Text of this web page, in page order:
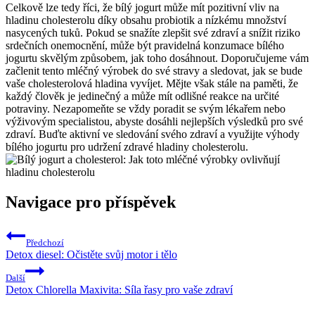
Celkově lze tedy říci, že bílý jogurt může mít pozitivní vliv na
hladinu cholesterolu díky obsahu probiotik a nízkému množství
nasycených tuků. Pokud se snažíte zlepšit své zdraví a snížit riziko
srdečních onemocnění, může být pravidelná konzumace bílého
jogurtu skvělým způsobem, jak toho dosáhnout. Doporučujeme vám
začlenit tento mléčný výrobek do své stravy a sledovat, jak se bude
vaše cholesterolová hladina vyvíjet. Mějte však stále na paměti, že
každý člověk je jedinečný a může mít odlišné reakce na určité
potraviny. Nezapomeňte se vždy poradit se svým lékařem nebo
výživovým specialistou, abyste dosáhli nejlepších výsledků pro své
zdraví. Buďte aktivní ve sledování svého zdraví a využijte výhody
bílého jogurtu pro udržení zdravé hladiny cholesterolu.
Navigace pro příspěvek
Předchozí
Detox diesel: Očistěte svůj motor i tělo
Další
Detox Chlorella Maxivita: Síla řasy pro vaše zdraví